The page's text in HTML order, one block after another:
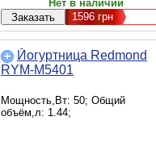
Нет в наличии
1596 грн
Йогуртница Redmond
RYM-M5401
Мощность,Вт: 50; Общий
объём,л: 1.44;